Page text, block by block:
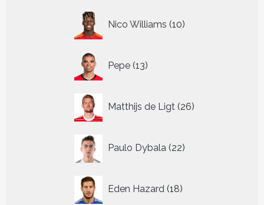
Nico Williams 10
producten
Pepe 13
producten
Matthijs de Ligt 26
producten
Paulo Dybala 22
producten
Eden Hazard 18
producten